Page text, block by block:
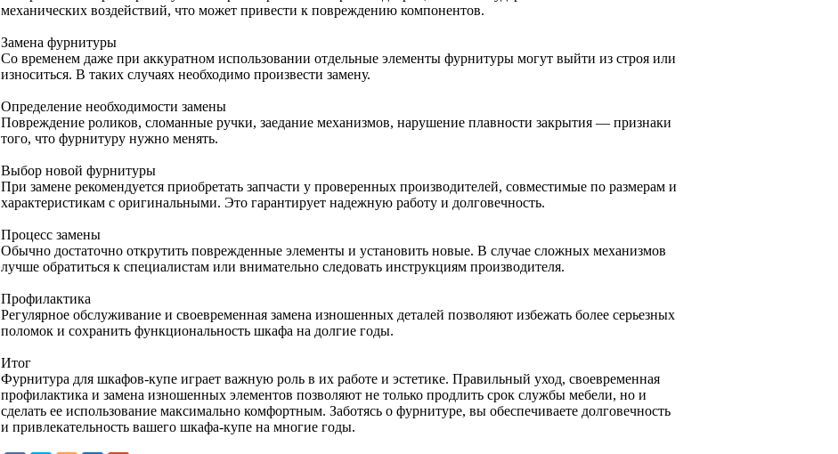
механических воздействий, что может привести к повреждению компонентов.
Замена фурнитуры
Со временем даже при аккуратном использовании отдельные элементы фурнитуры могут выйти из строя или
износиться. В таких случаях необходимо произвести замену.
Определение необходимости замены
Повреждение роликов, сломанные ручки, заедание механизмов, нарушение плавности закрытия — признаки
того, что фурнитуру нужно менять.
Выбор новой фурнитуры
При замене рекомендуется приобретать запчасти у проверенных производителей, совместимые по размерам и
характеристикам с оригинальными. Это гарантирует надежную работу и долговечность.
Процесс замены
Обычно достаточно открутить поврежденные элементы и установить новые. В случае сложных механизмов
лучше обратиться к специалистам или внимательно следовать инструкциям производителя.
Профилактика
Регулярное обслуживание и своевременная замена изношенных деталей позволяют избежать более серьезных
поломок и сохранить функциональность шкафа на долгие годы.
Итог
Фурнитура для шкафов-купе играет важную роль в их работе и эстетике. Правильный уход, своевременная
профилактика и замена изношенных элементов позволяют не только продлить срок службы мебели, но и
сделать ее использование максимально комфортным. Заботясь о фурнитуре, вы обеспечиваете долговечность
и привлекательность вашего шкафа-купе на многие годы.